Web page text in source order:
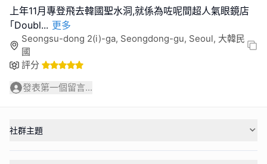
上年11月專登飛去韓國聖水洞,就係為咗呢間超人氣眼鏡店
｢Doubl... 更多
Seongsu-dong 2(i)-ga, Seongdong-gu, Seoul, 大韓民
國
評分
發表第一個留言...
社群主題